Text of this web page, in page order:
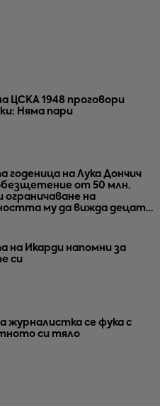
ЦСКА 1948 проговори
Няма пари
годеница на Лука Дончич
от 50 млн.
ограничаване на
му да вижда децата
на Икарди напомни за
си
журналистка се фука с
си тяло